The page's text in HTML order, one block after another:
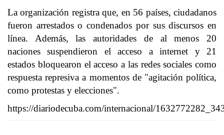
La organización registra que, en 56 países, ciudadanos
fueron arrestados o condenados por sus discursos en
línea. Además, las autoridades de al menos 20
naciones suspendieron el acceso a internet y 21
estados bloquearon el acceso a las redes sociales como
respuesta represiva a momentos de "agitación política,
como protestas y elecciones".
https://diariodecuba.com/internacional/